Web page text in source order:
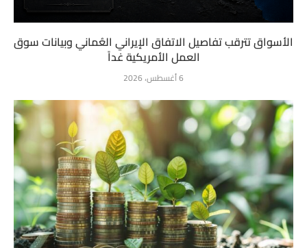
الأسواق تترقب تفاصيل الاتفاق الإيراني العُماني وبيانات سوق
العمل الأمريكية غداً
6 أغسطس، 2026